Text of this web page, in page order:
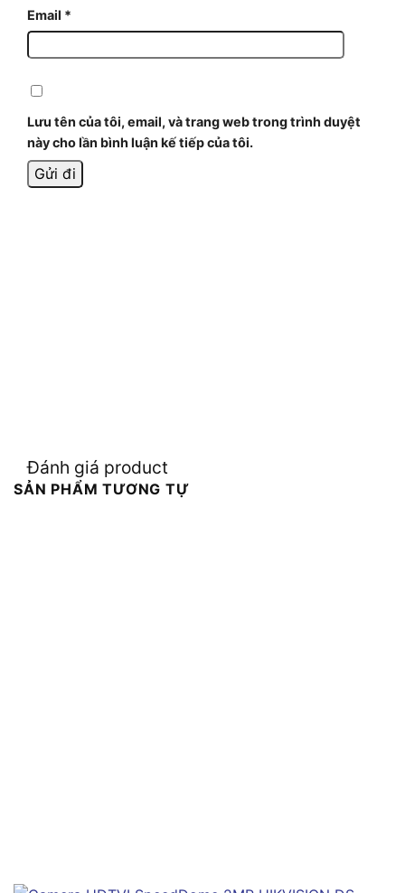
Email *
Lưu tên của tôi, email, và trang web trong trình duyệt
này cho lần bình luận kế tiếp của tôi.
Đánh giá product
SẢN PHẨM TƯƠNG TỰ